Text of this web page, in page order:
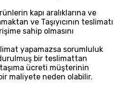
kapı aralıklarına ve
ve Taşıyıcının teslimatı
sahip olmasını
yapamazsa sorumluluk
bir teslimattan
ücreti müşterinin
maliyete neden olabilir.